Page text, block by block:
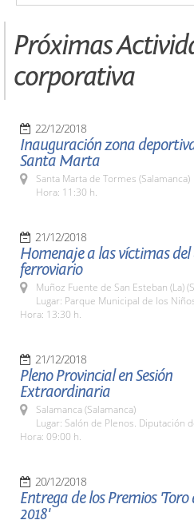
Próximas
corporativa
22/12/2018
Inauguración zona
Santa Marta
Santa Marta de Tormes (Salamanca)
Hora: 11:30 h.
21/12/2018
Homenaje a las víctimas
ferroviario
Muñoz Fuente de San Esteban (La)
Lugar: Parque Municipal de los
Hora: 13:30 h.
21/12/2018
Pleno Provincial en Sesión
Extraordinaria
Salamanca (Salamanca)
Lugar: Salón de Plenos. Diputación
Hora: 09:00 h.
20/12/2018
Entrega de los Premios 'Toro
2018'